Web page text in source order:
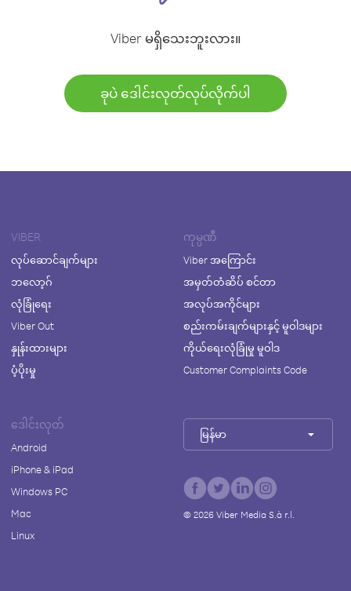
Viber မရှိသေးဘူးလား။
ခုပဲ ဒေါင်းလုတ်လုပ်လိုက်ပါ
VIBER
လုပ်ဆောင်ချက်များ
ဘလော့ဂ်
လုံခြုံရေး
Viber Out
နှုန်းထားများ
ပံ့ပိုးမှု
ကုမ္ပဏီ
Viber အကြောင်း
အမှတ်တံဆိပ် စင်တာ
အလုပ်အကိုင်များ
စည်းကမ်းချက်များနှင့် မူဝါဒများ
ကိုယ်ရေးလုံခြုံမှု မူဝါဒ
Customer Complaints Code
ဒေါင်းလုတ်
Android
iPhone & iPad
Windows PC
Mac
Linux
မြန်မာ
© 2026Viber Media S.à r.l.